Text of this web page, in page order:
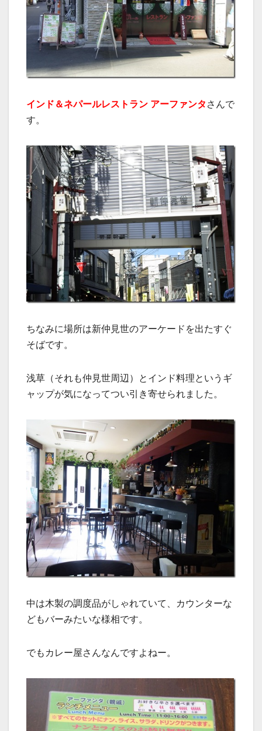
インド＆ネパールレストラン アーファンタ さんで
す。
ちなみに場所は新仲見世のアーケードを出たすぐ
そばです。
浅草（それも仲見世周辺）とインド料理というギ
ャップが気になってつい引き寄せられました。
中は木製の調度品がしゃれていて、カウンターな
どもバーみたいな様相です。
でもカレー屋さんなんですよねー。